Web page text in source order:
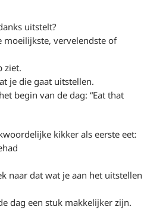
uitstelt?
moeilijkste, vervelendste of
ziet.
je die gaat uitstellen.
begin van de dag: “Eat that
kikker als eerste eet:
naar dat wat je aan het uitstellen
dag een stuk makkelijker zijn.